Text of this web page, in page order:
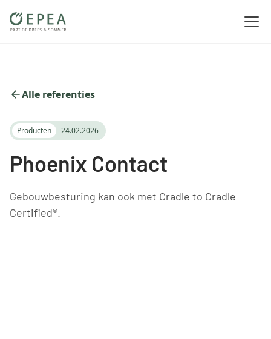
Alle referenties
Producten 24.02.2026
Phoenix Contact
Gebouwbesturing kan ook met Cradle to Cradle
Certified®.